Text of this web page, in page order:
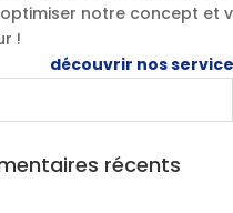
notre concept et
!
découvrir nos
récents